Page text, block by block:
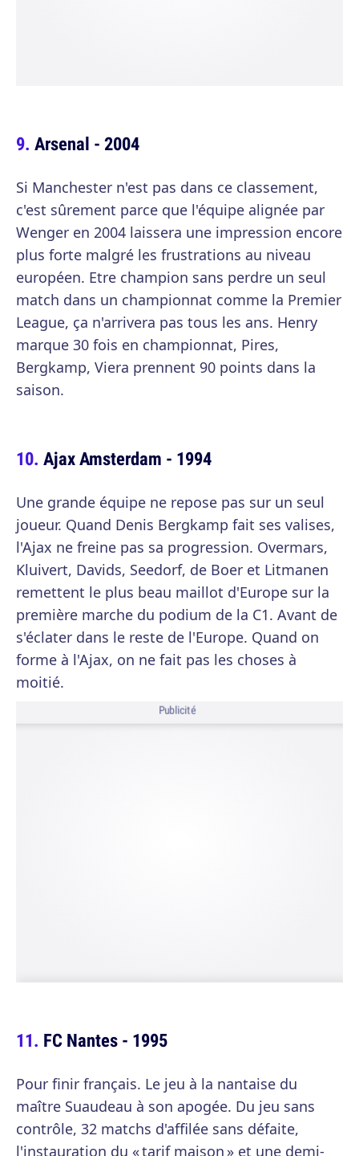
Arsenal - 2004
Si Manchester n'est pas dans ce classement,
c'est sûrement parce que l'équipe alignée par
Wenger en 2004 laissera une impression encore
plus forte malgré les frustrations au niveau
européen. Etre champion sans perdre un seul
match dans un championnat comme la Premier
League, ça n'arrivera pas tous les ans. Henry
marque 30 fois en championnat, Pires,
Bergkamp, Viera prennent 90 points dans la
saison.
Ajax Amsterdam - 1994
Une grande équipe ne repose pas sur un seul
joueur. Quand Denis Bergkamp fait ses valises,
l'Ajax ne freine pas sa progression. Overmars,
Kluivert, Davids, Seedorf, de Boer et Litmanen
remettent le plus beau maillot d'Europe sur la
première marche du podium de la C1. Avant de
s'éclater dans le reste de l'Europe. Quand on
forme à l'Ajax, on ne fait pas les choses à
moitié.
Publicité
FC Nantes - 1995
Pour finir français. Le jeu à la nantaise du
maître Suaudeau à son apogée. Du jeu sans
contrôle, 32 matchs d'affilée sans défaite,
l'instauration du « tarif maison » et une demi-